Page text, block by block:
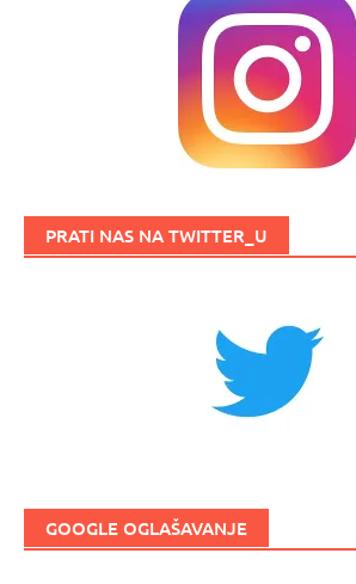
PRATI NAS NA TWITTER_U
GOOGLE OGLAŠAVANJE